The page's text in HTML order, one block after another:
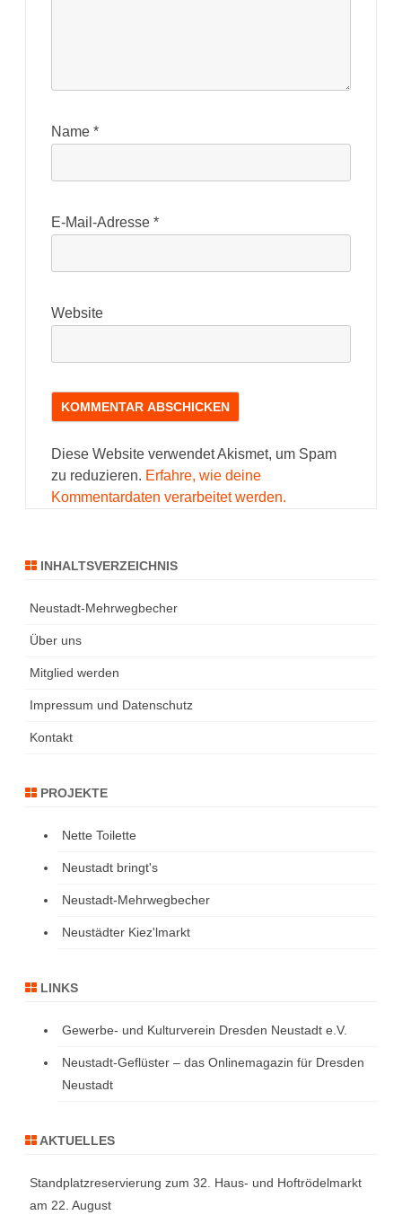
Name *
E-Mail-Adresse *
Website
Diese Website verwendet Akismet, um Spam
zu reduzieren. Erfahre, wie deine
Kommentardaten verarbeitet werden.
INHALTSVERZEICHNIS
Neustadt-Mehrwegbecher
Über uns
Mitglied werden
Impressum und Datenschutz
Kontakt
PROJEKTE
Nette Toilette
Neustadt bringt's
Neustadt-Mehrwegbecher
Neustädter Kiez'lmarkt
LINKS
Gewerbe- und Kulturverein Dresden Neustadt e.V.
Neustadt-Geflüster – das Onlinemagazin für Dresden
Neustadt
AKTUELLES
Standplatzreservierung zum 32. Haus- und Hoftrödelmarkt
am 22. August